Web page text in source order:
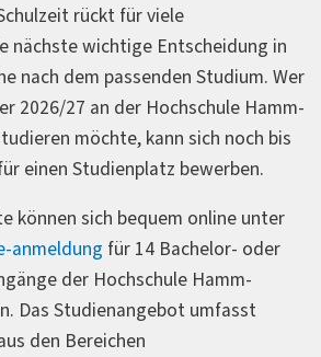
rückt für viele
nächste wichtige Entscheidung in
nach dem passenden Studium. Wer
2026/27 an der Hochschule Hamm-
möchte, kann sich noch bis
einen Studienplatz bewerben.
können sich bequem online unter
anmeldung für 14 Bachelor- oder
der Hochschule Hamm-
Das Studienangebot umfasst
den Bereichen